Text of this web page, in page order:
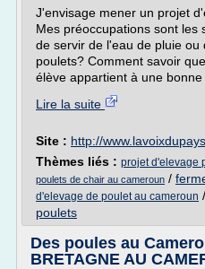
J'envisage mener un projet
Mes préoccupations sont les
de servir de l'eau de pluie
poulets? Comment savoir
élève appartient à une bonne
Lire la suite
Site : http://
Thèmes liés : projet d'elevage
poulets de chair au cameroun /
d'elevage de poulet au cameroun /
poulets
Des poules au
BRETAGNE AU